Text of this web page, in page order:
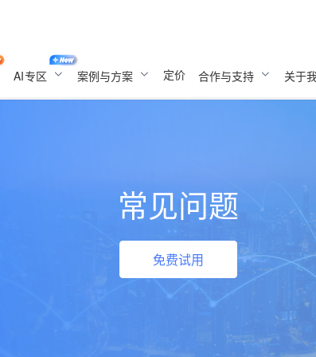
AI专区 案例与方案 定价 合作与支持 关于
常见问题
免费试用